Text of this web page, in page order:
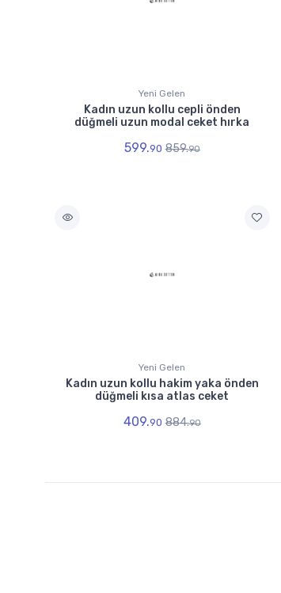
Yeni Gelen
Kadın uzun kollu cepli önden
düğmeli uzun modal ceket hırka
599.90 859.90
Yeni Gelen
Kadın uzun kollu hakim yaka önden
düğmeli kısa atlas ceket
409.90 884.90